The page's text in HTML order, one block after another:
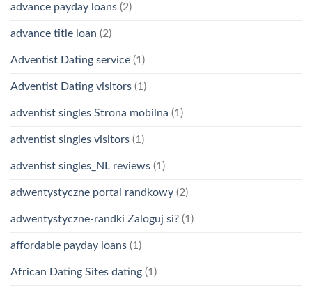
advance payday loans (2)
advance title loan (2)
Adventist Dating service (1)
Adventist Dating visitors (1)
adventist singles Strona mobilna (1)
adventist singles visitors (1)
adventist singles_NL reviews (1)
adwentystyczne portal randkowy (2)
adwentystyczne-randki Zaloguj si? (1)
affordable payday loans (1)
African Dating Sites dating (1)